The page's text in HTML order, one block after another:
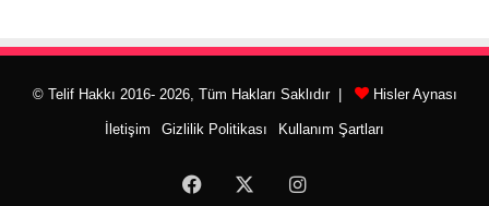
© Telif Hakkı 2016- 2026, Tüm Hakları Saklıdır | Hisler Aynası
İletişim Gizlilik Politikası Kullanım Şartları
Facebook Instagram